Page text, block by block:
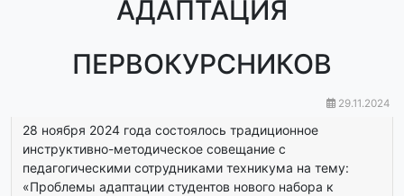
АДАПТАЦИЯ
ПЕРВОКУРСНИКОВ
29.11.2024
28 ноября 2024 года состоялось традиционное
инструктивно-методическое совещание с
педагогическими сотрудниками техникума на тему:
«Проблемы адаптации студентов нового набора к